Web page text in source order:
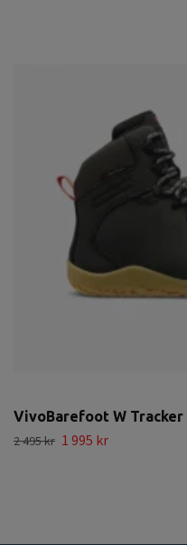
VivoBarefoot W Tracker
2 495 kr 1 995 kr